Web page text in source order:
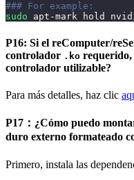
### For example:
sudo apt-mark hold
P16: Si el reComputer/
controlador .ko requerido,
controlador utilizable?
Para más detalles, haz clic
P17：¿Cómo puedo
duro externo formateado
Primero, instala las